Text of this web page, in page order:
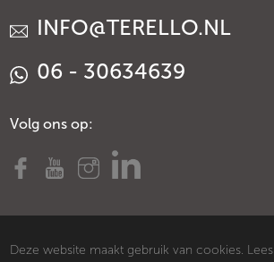
INFO@TERELLO.NL
06 - 30634639
Volg ons op:
Deze website maakt gebruik van cookies. Lees